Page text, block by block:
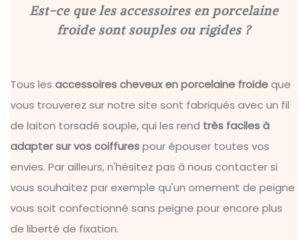
Est-ce que les accessoires en porcelaine
froide sont souples ou rigides ?
Tous les accessoires cheveux en porcelaine froideque
vous trouverez sur notre site sont fabriqués avec un fil
de laiton torsadé souple, qui les rend très faciles à
adapter sur vos coiffurespour épouser toutes vos
envies. Par ailleurs, n'hésitez pas à nous contacter si
vous souhaitez par exemple qu'un ornement de peigne
vous soit confectionné sans peigne pour encore plus
de liberté de fixation.